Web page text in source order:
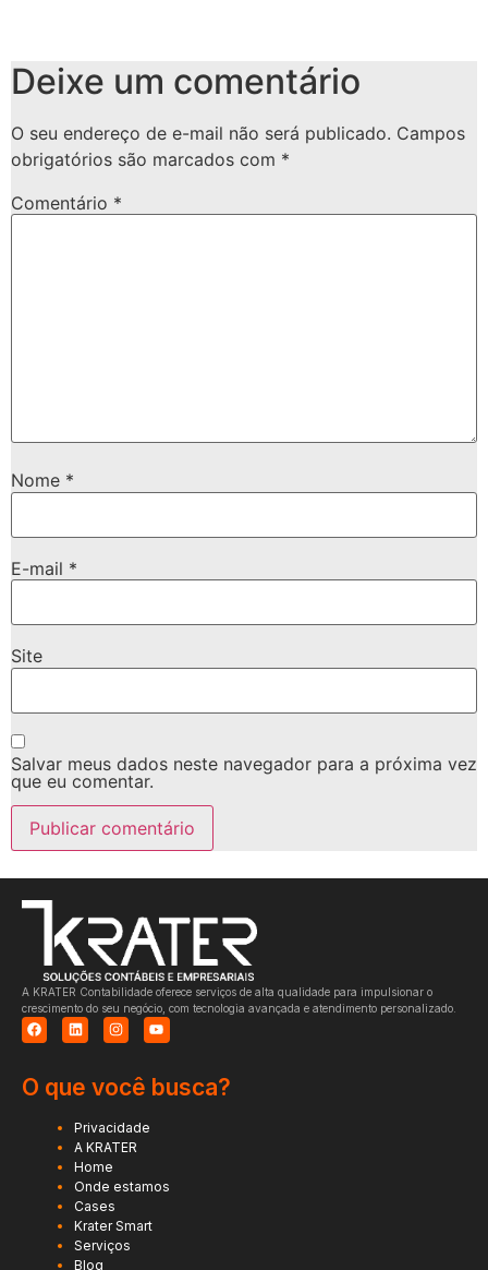
Deixe um comentário
O seu endereço de e-mail não será publicado. Campos
obrigatórios são marcados com *
Comentário *
Nome *
E-mail *
Site
Salvar meus dados neste navegador para a próxima vez
que eu comentar.
A KRATER Contabilidade oferece serviços de alta qualidade para impulsionar o
crescimento do seu negócio, com tecnologia avançada e atendimento personalizado.
O que você busca?
Privacidade
A KRATER
Home
Onde estamos
Cases
Krater Smart
Serviços
Blog